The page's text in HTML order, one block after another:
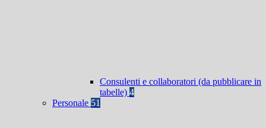
Consulenti e collaboratori (da pubblicare in
tabelle) 4
Personale 51